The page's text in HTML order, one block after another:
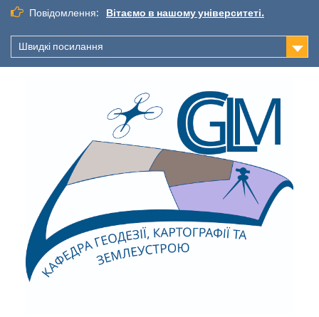
Повідомлення: Вітаємо в нашому університеті.
Швидкі посилання